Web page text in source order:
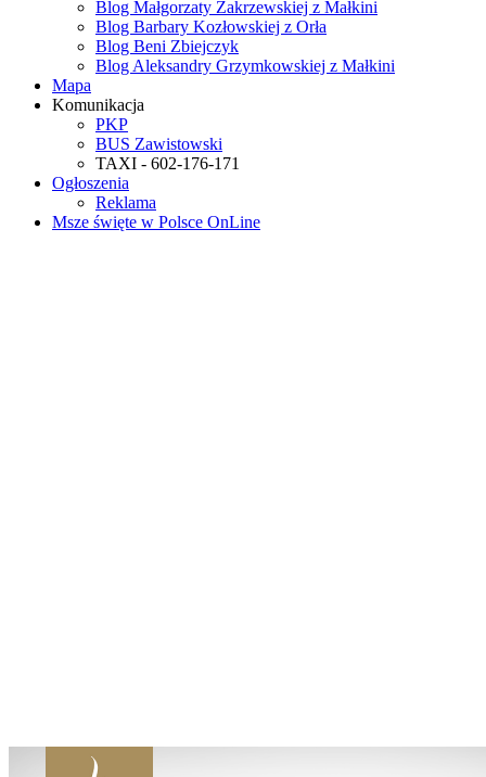
Blog Małgorzaty Zakrzewskiej z Małkini
Blog Barbary Kozłowskiej z Orła
Blog Beni Zbiejczyk
Blog Aleksandry Grzymkowskiej z Małkini
Mapa
Komunikacja
PKP
BUS Zawistowski
TAXI - 602-176-171
Ogłoszenia
Reklama
Msze święte w Polsce OnLine